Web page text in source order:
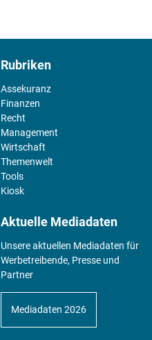
Rubriken
Assekuranz
Finanzen
Recht
Management
Wirtschaft
Themenwelt
Tools
Kiosk
Aktuelle Mediadaten
Unsere aktuellen Mediadaten für
Werbetreibende, Presse und
Partner
Mediadaten 2026